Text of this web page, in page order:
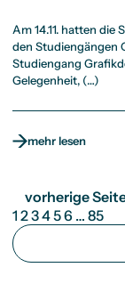
Am 14.11. hatten die
den Studiengängen
Studiengang
Gelegenheit, (…)
mehr lesen
vorherige
1 23456 … 85